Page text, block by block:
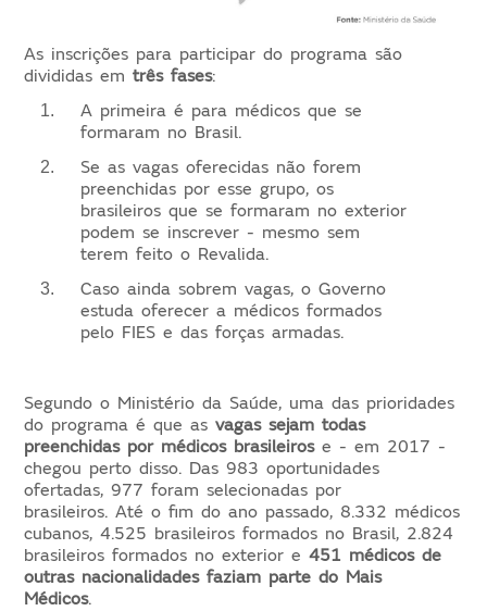
As inscrições para participar do programa são
divididas emtrês fases:
A primeira é para médicos que se
formaram no Brasil.
Se as vagas oferecidas não forem
preenchidas por esse grupo, os
brasileiros que se formaram no exterior
podem se inscrever - mesmo sem
terem feito o Revalida.
Caso ainda sobrem vagas, o Governo
estuda oferecer a médicos formados
pelo FIES e das forças armadas.
Segundo o Ministério da Saúde, uma das prioridades
do programa é que asvagas sejam todas
preenchidas por médicos brasileirose - em 2017 -
chegou perto disso. Das 983 oportunidades
ofertadas, 977 foram selecionadas por
brasileiros. Até o fim do ano passado, 8.332 médicos
cubanos, 4.525 brasileiros formados no Brasil, 2.824
brasileiros formados no exterior e451 médicos de
outras nacionalidades faziam parte do Mais
Médicos.